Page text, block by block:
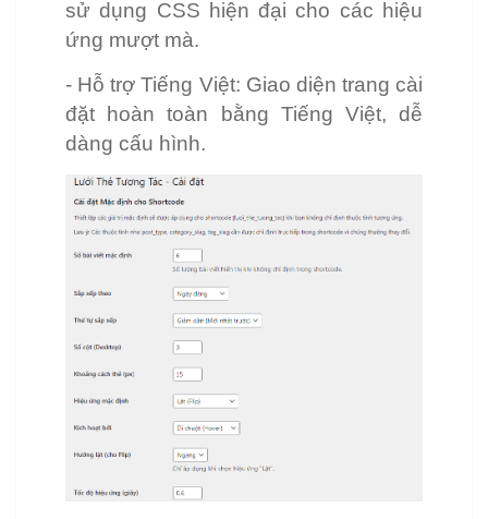
sử dụng CSS hiện đại cho các hiệu
ứng mượt mà.
- Hỗ trợ Tiếng Việt: Giao diện trang cài
đặt hoàn toàn bằng Tiếng Việt, dễ
dàng cấu hình.